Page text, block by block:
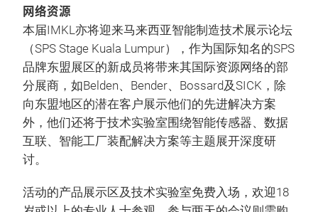
网络资源
本届IMKL亦将迎来马来西亚智能制造技术展示论坛
（SPS Stage Kuala Lumpur），作为国际知名的SPS
品牌东盟展区的新成员将带来其国际资源网络的部
分展商，如Belden、Bender、Bossard及SICK，除
向东盟地区的潜在客户展示他们的先进解决方案
外，他们还将于技术实验室围绕智能传感器、数据
互联、智能工厂装配解决方案等主题展开深度研
讨。
活动的产品展示区及技术实验室免费入场，欢迎18